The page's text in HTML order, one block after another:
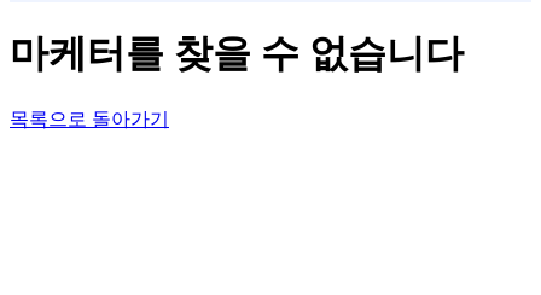
마케터를 찾을 수 없습니다
목록으로 돌아가기